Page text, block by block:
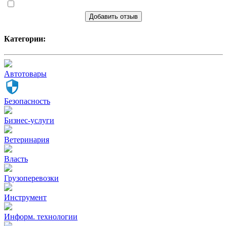
Добавить отзыв
Категории:
Автотовары
Безопасность
Бизнес-услуги
Ветеринария
Власть
Грузоперевозки
Инструмент
Информ. технологии